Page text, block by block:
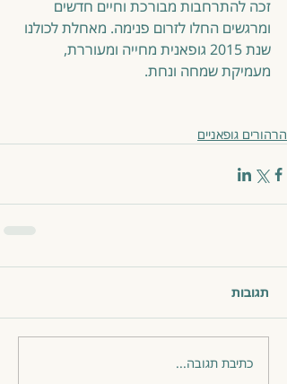
זכה להתרחבות מבורכת וחיים חדשים
ומרגשים החלו לזרום פנימה. מאחלת לכולנו
שנת 2015 גופאנית מחייה ומעוררת,
מעמיקת שמחה ונחת.
הרהורים גופאניים
תגובות
כתיבת תגובה...